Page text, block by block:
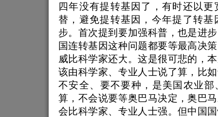
四年没有提转基因了，有时还以更
替，避免提转基因，今年提了转基
步。首次提到要加强科普，也是进
国连转基因这种问题都要等最高决
威比科学家还大。这是很可悲的，
该由科学家、专业人士说了算，比
不安全、要不要种，是美国农业部
算，不会说要等奥巴马决定，奥巴
会比科学家、专业人士强。但中国